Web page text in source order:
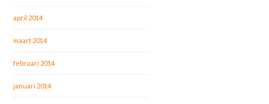
april 2014
maart 2014
februari 2014
januari 2014